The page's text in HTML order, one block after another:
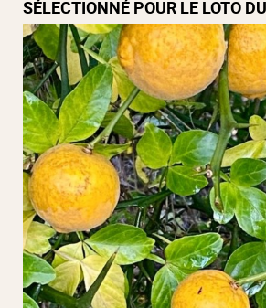
SÉLECTIONNÉ POUR LE LOTO